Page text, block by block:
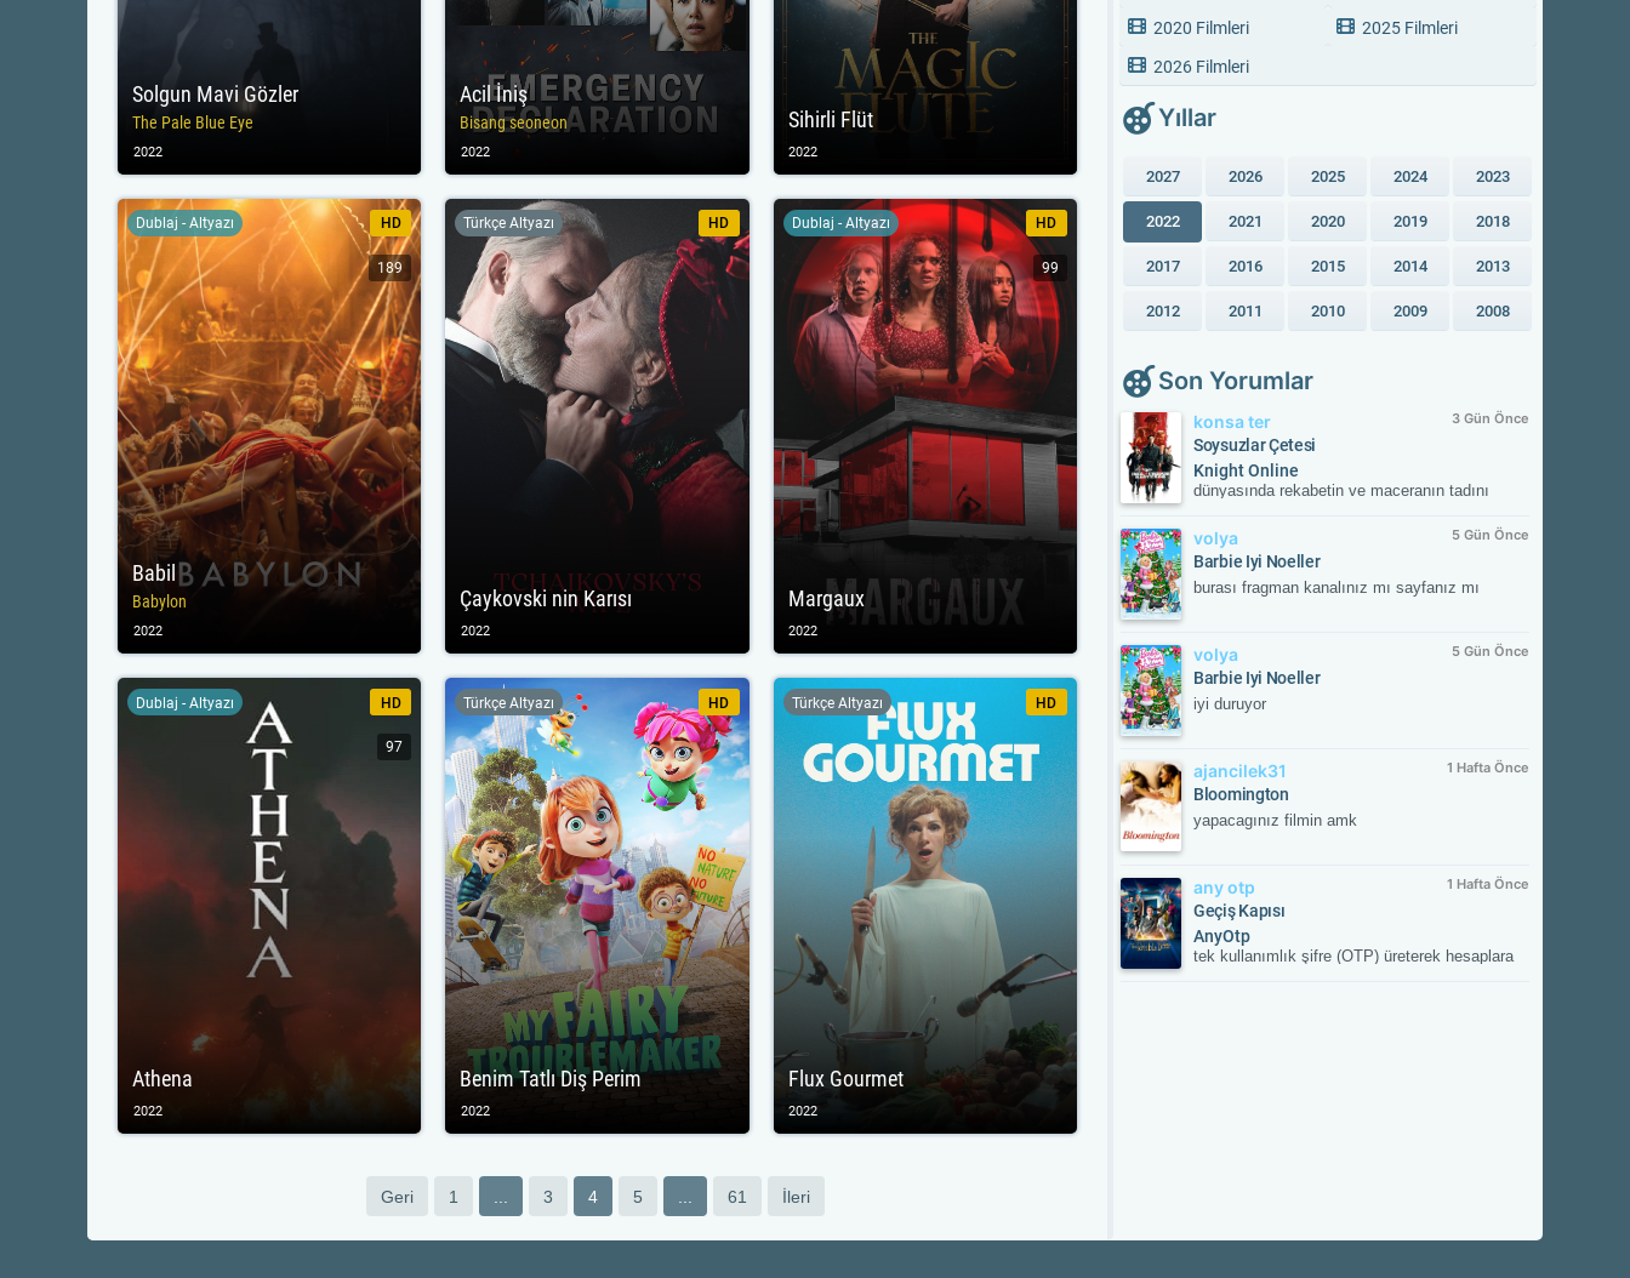
Solgun Mavi Gözler
The Pale Blue Eye
2022
Acil İniş
Bisang seoneon
2022
Sihirli Flüt
2022
Babil
Babylon
Dublaj - Altyazı HD
189
2022
Çaykovski nin Karısı
Türkçe Altyazı HD
2022
Margaux
Dublaj - Altyazı HD
99
2022
Athena
Dublaj - Altyazı HD
97
2022
Benim Tatlı Diş Perim
Türkçe Altyazı HD
2022
Flux Gourmet
Türkçe Altyazı HD
2022
Geri 1 3 4 5 61 İleri
2020 Filmleri
2025 Filmleri
2026 Filmleri
Yıllar
2027 2026 2025 2024 2023
2022 2021 2020 2019 2018
2017 2016 2015 2014 2013
2012 2011 2010 2009 2008
Son Yorumlar
konsa ter 3 Gün Önce
Soysuzlar Çetesi
Knight Online
dünyasında rekabetin ve maceranın tadını
kesintisiz oyun deneyimiyle savaşın
merkezinde yerini al. Güncel gelişmeleri takip
etmek ve resmi içeriklere ulaşmak için
NTTGame platformunu ziyaret edebilir,
volya 5 Gün Önce
Barbie Iyi Noeller
burası fragman kanalınız mı sayfanız mı
volya 5 Gün Önce
Barbie Iyi Noeller
iyi duruyor
ajancilek31 1 Hafta Önce
Bloomington
yapacagınız filmin amk
any otp 1 Hafta Önce
Geçiş Kapısı
AnyOtp
tek kullanımlık şifre (OTP) üreterek hesaplara